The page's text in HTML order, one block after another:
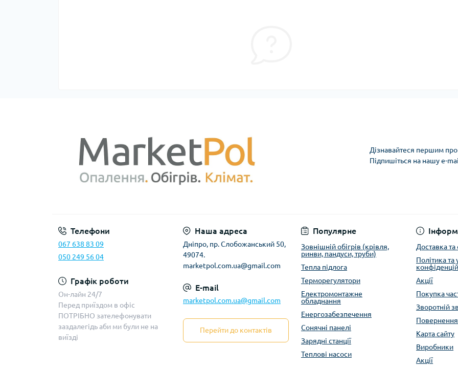
Дізнавайтеся першим про
Підпишіться на нашу e-
Телефони
067 638 83 09
050 249 56 04
Графік роботи
Он-лайн 24/7
Перед приїздом в офіс
ПОТРІБНО зателефонувати
заздалегідь аби ми були не на
виїзді
Наша адреса
Дніпро, пр. Слобожанський 50,
49074.
marketpol.com.ua@gmail.com
E-mail
marketpol.com.ua@gmail.com
Перейти до контактів
Популярне
Зовнішній обігрів (крівля,
ринви, пандуси, труби)
Тепла підлога
Терморегулятори
Електромонтажне
обладнання
Енергозабезпечення
Сонячні панелі
Зарядні станції
Теплові насоси
Доставка та
Політика та
Акції
Покупка
Зворотній
Карта сайту
Виробники
Акції